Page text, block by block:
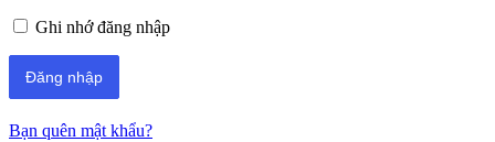
Ghi nhớ đăng nhập
Bạn quên mật khẩu?